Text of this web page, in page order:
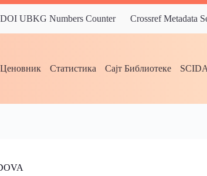
UBKG Numbers Counter Crossref Metadata
Ценовник Статистика Сајт Библиотеке